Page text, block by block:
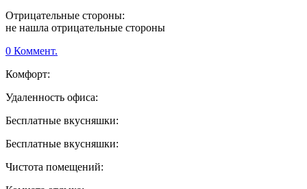
Отрицательные стороны:
не нашла отрицательные стороны
0 Коммент.
Комфорт:
Удаленность офиса:
Бесплатные вкусняшки:
Бесплатные вкусняшки:
Чистота помещений: